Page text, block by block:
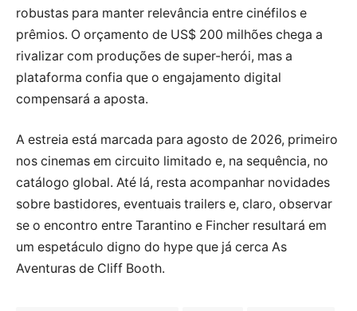
robustas para manter relevância entre cinéfilos e
prêmios. O orçamento de US$ 200 milhões chega a
rivalizar com produções de super-herói, mas a
plataforma confia que o engajamento digital
compensará a aposta.
A estreia está marcada para agosto de 2026, primeiro
nos cinemas em circuito limitado e, na sequência, no
catálogo global. Até lá, resta acompanhar novidades
sobre bastidores, eventuais trailers e, claro, observar
se o encontro entre Tarantino e Fincher resultará em
um espetáculo digno do hype que já cerca As
Aventuras de Cliff Booth.